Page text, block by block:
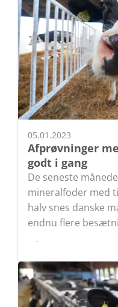
05.01.2023
Afprøvninger
godt i gang
De seneste
mineralfoder med
halv snes danske
endnu flere
Læs